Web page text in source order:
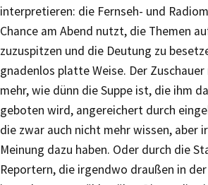
interpretieren: die Fernseh- und
Chance am Abend nutzt, die Themen
zuzuspitzen und die Deutung zu
gnadenlos platte Weise. Der
mehr, wie dünn die Suppe ist, die ihm
geboten wird, angereichert durch
die zwar auch nicht mehr wissen, aber
Meinung dazu haben. Oder durch die
Reportern, die irgendwo draußen in